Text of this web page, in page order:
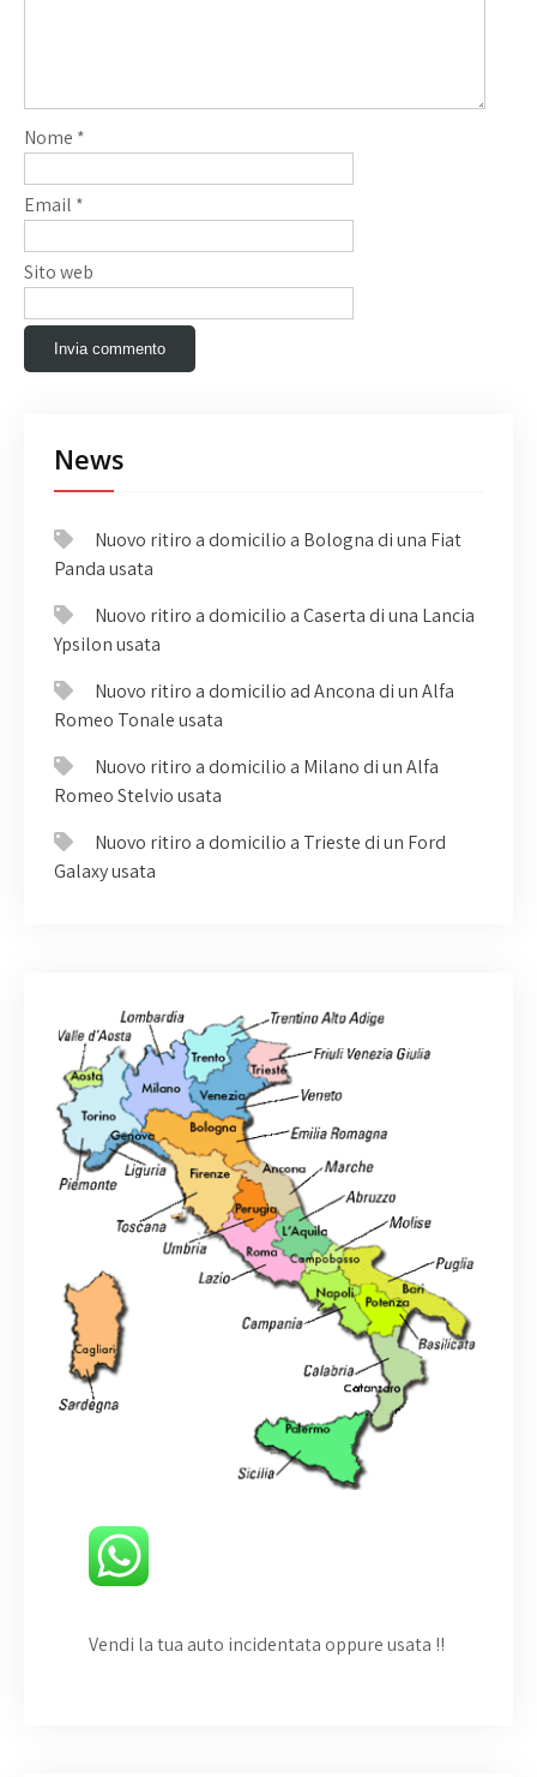
Nome *
Email *
Sito web
News
Nuovo ritiro a domicilio a Bologna di una Fiat
Panda usata
Nuovo ritiro a domicilio a Caserta di una Lancia
Ypsilon usata
Nuovo ritiro a domicilio ad Ancona di un Alfa
Romeo Tonale usata
Nuovo ritiro a domicilio a Milano di un Alfa
Romeo Stelvio usata
Nuovo ritiro a domicilio a Trieste di un Ford
Galaxy usata
Vendi la tua auto incidentata oppure usata !!